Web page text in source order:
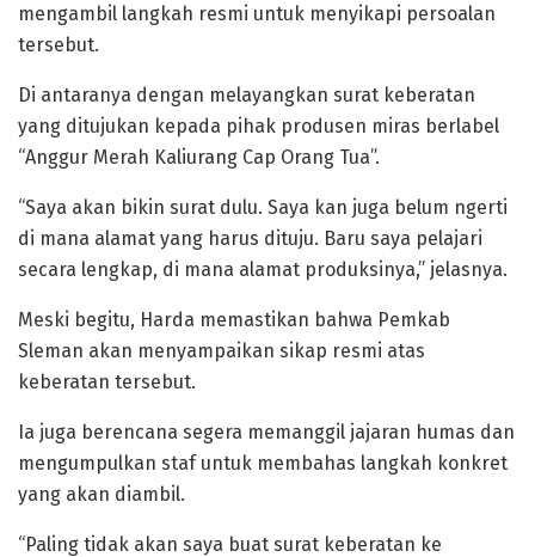
mengambil langkah resmi untuk menyikapi persoalan
tersebut.
Di antaranya dengan melayangkan surat keberatan
yang ditujukan kepada pihak produsen miras berlabel
“Anggur Merah Kaliurang Cap Orang Tua”.
“Saya akan bikin surat dulu. Saya kan juga belum ngerti
di mana alamat yang harus dituju. Baru saya pelajari
secara lengkap, di mana alamat produksinya,” jelasnya.
Meski begitu, Harda memastikan bahwa Pemkab
Sleman akan menyampaikan sikap resmi atas
keberatan tersebut.
Ia juga berencana segera memanggil jajaran humas dan
mengumpulkan staf untuk membahas langkah konkret
yang akan diambil.
“Paling tidak akan saya buat surat keberatan ke